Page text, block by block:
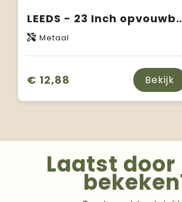
LEEDS - 23
Metaal
€ 12,88 Bekijk
Laatst door
bekeken